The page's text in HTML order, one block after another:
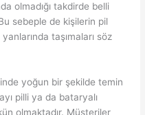
olmadığı takdirde belli
sebeple de kişilerin pil
taşımaları söz
yoğun bir şekilde temin
pilli ya da bataryalı
olmaktadır. Müşteriler